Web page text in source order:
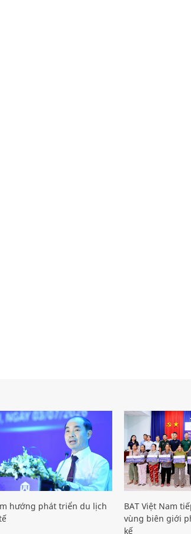
hướng phát triển du lịch
BAT Việt Nam
vùng biên giới
kế